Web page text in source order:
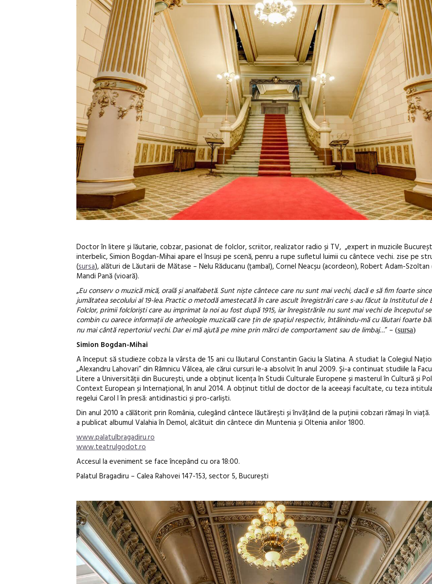
Doctor în litere și lăutarie, cobzar, pasionat de folclor, scriitor, realizator radio și TV, „expert in muzicile
interbelic, Simion Bogdan-Mihai apare el însuși pe scenă, penru a rupe sufletul luimii cu cântece vechi. zise pe
(sursa), alături de Lăutarii de Mătase – Nelu Răducanu (țambal), Cornel Neacșu (acordeon), Robert Adam-
Mandi Pană (vioară).
„Eu conserv o muzică mică, orală și analfabetă. Sunt niște cântece care nu sunt mai vechi, dacă e să fim foarte
jumătatea secolului al 19-lea. Practic o metodă amestecată în care ascult înregistrări care s-au făcut la Institutul de
Folclor, primii folcloriști care au imprimat la noi au fost după 1915, iar înregistrările nu sunt mai vechi de începutul
combin cu oarece informații de arheologie muzicală care țin de spațiul respectiv, întâlnindu-mă cu lăutari foarte
nu mai cântă repertoriul vechi. Dar ei mă ajută pe mine prin mărci de comportament sau de limbaj…” – (sursa)
Simion Bogdan-Mihai
A început să studieze cobza la vârsta de 15 ani cu lăutarul Constantin Gaciu la Slatina. A studiat la Colegiul
„Alexandru Lahovari” din Râmnicu Vâlcea, ale cărui cursuri le-a absolvit în anul 2009. Și-a continuat studiile la
Litere a Universității din București, unde a obținut licența în Studii Culturale Europene și masterul în Cultură și
Context European și Internațional, în anul 2014. A obținut titlul de doctor de la aceeași facultate, cu teza
regelui Carol I în presă: antidinastici și pro-carliști.
Din anul 2010 a călătorit prin România, culegând cântece lăutărești și învățând de la puținii cobzari rămași în viață.
a publicat albumul Valahia în Demol, alcătuit din cântece din Muntenia și Oltenia anilor 1800.
www.palatulbragadiru.ro
www.teatrulgodot.ro
Accesul la eveniment se face începând cu ora 18:00.
Palatul Bragadiru – Calea Rahovei 147-153, sector 5, București